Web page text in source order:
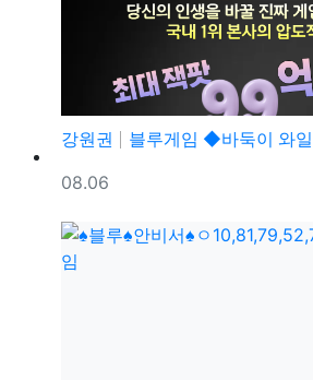
강원권
블루게임 ◆바둑이 와일드홀덤
등록일
08.06